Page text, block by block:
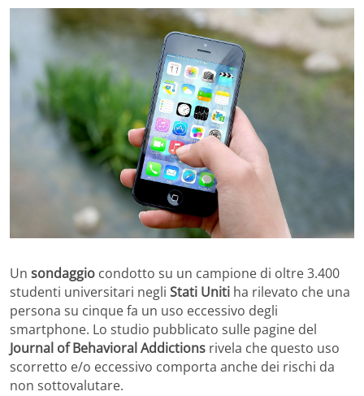
Un sondaggio condotto su un campione di oltre 3.400
studenti universitari negli Stati Uniti ha rilevato che una
persona su cinque fa un uso eccessivo degli
smartphone. Lo studio pubblicato sulle pagine del
Journal of Behavioral Addictions rivela che questo uso
scorretto e/o eccessivo comporta anche dei rischi da
non sottovalutare.